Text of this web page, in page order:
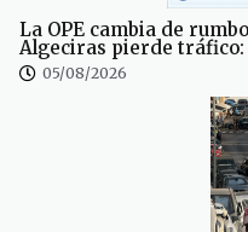
La OPE cambia de
Algeciras pierde tráfico:
05/08/2026